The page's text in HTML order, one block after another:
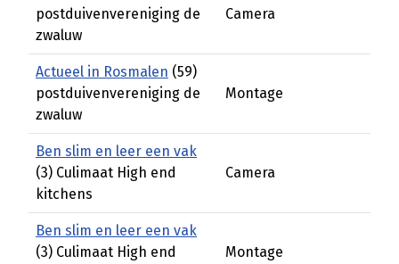
postduivenvereniging de
zwaluw
Camera
Actueel in Rosmalen (59)
postduivenvereniging de
zwaluw
Montage
Ben slim en leer een vak
(3) Culimaat High end
kitchens
Camera
Ben slim en leer een vak
(3) Culimaat High end
Montage